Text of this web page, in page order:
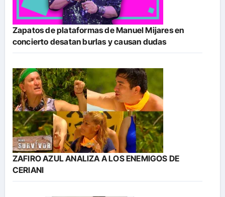
Zapatos de plataformas de Manuel Mijares en
concierto desatan burlas y causan dudas
ZAFIRO AZUL ANALIZA A LOS ENEMIGOS DE
CERIANI